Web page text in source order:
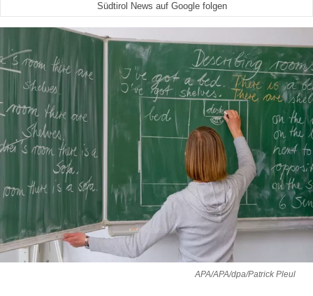
Südtirol News auf Google folgen
APA/APA/dpa/Patrick Pleul